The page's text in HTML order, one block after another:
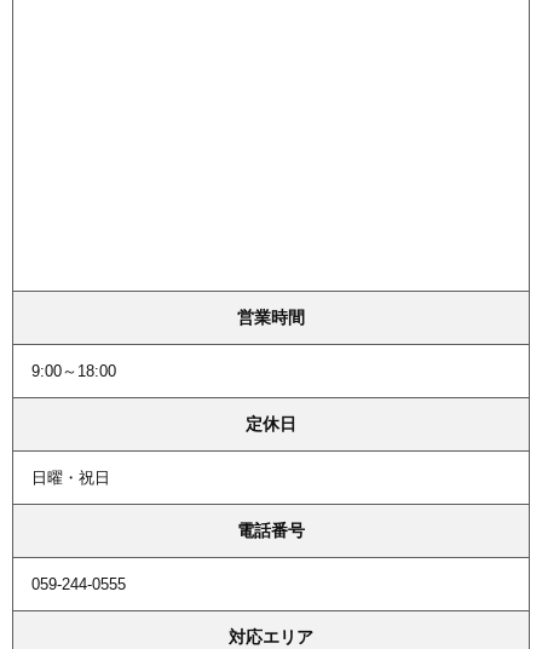
営業時間
9:00～18:00
定休日
日曜・祝日
電話番号
059-244-0555
対応エリア